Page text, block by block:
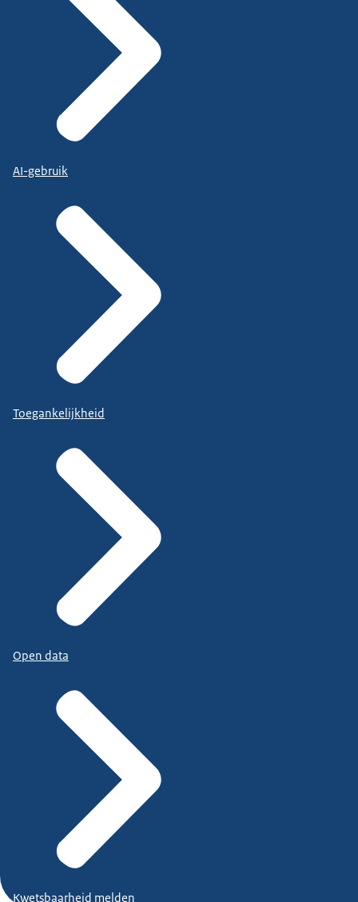
AI-gebruik
Toegankelijkheid
Open data
Kwetsbaarheid melden